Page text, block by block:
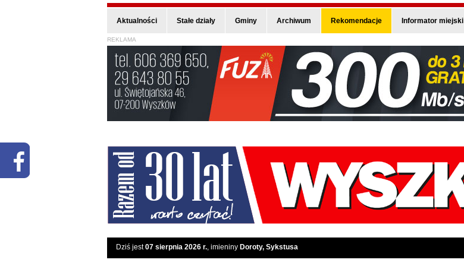
Aktualności Stałe działy Gminy Archiwum Rekomendacje Informator miejski
REKLAMA
Dziś jest07 sierpnia 2026 r., imieniny Doroty, Sykstusa